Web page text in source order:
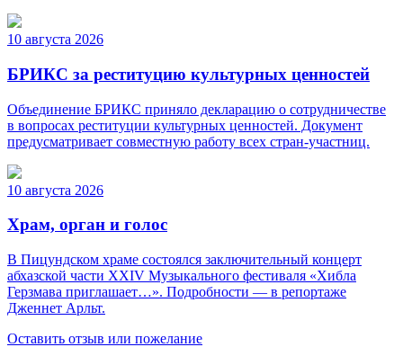
10 августа 2026
БРИКС за реституцию культурных ценностей
Объединение БРИКС приняло декларацию о сотрудничестве
в вопросах реституции культурных ценностей. Документ
предусматривает совместную работу всех стран-участниц.
10 августа 2026
Храм, орган и голос
В Пицундском храме состоялся заключительный концерт
абхазской части XXIV Музыкального фестиваля «Хибла
Герзмава приглашает…». Подробности — в репортаже
Дженнет Арльт.
Оставить отзыв или пожелание